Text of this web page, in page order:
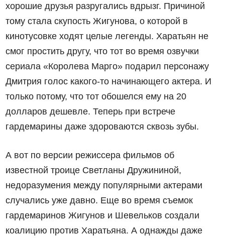
хорошие друзья разругались вдрызг. Причиной
тому стала скупость Жигунова, о которой в
кинотусовке ходят целые легенды. Харатьян не
смог простить другу, что тот во время озвучки
сериала «Королева Марго» подарил персонажу
Дмитрия голос какого-то начинающего актера. И
только потому, что тот обошелся ему на 20
долларов дешевле. Теперь при встрече
гардемарины даже здороваются сквозь зубы.
А вот по версии режиссера фильмов об
известной троице Светланы Дружининой,
недоразумения между популярными актерами
случались уже давно. Еще во время съемок
гардемаринов Жигунов и Шевельков создали
коалицию против Харатьяна. А однажды даже